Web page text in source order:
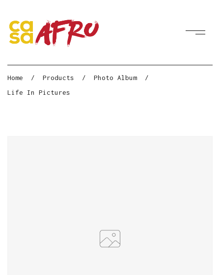
Home / Products / Photo Album
/
Life In Pictures